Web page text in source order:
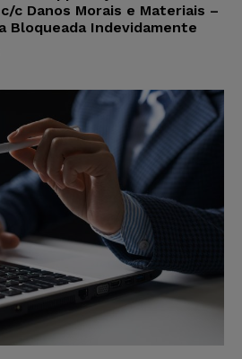
c Danos Morais e Materiais –
Bloqueada Indevidamente